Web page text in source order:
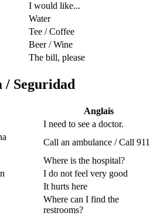
I would like...
Water
Tee / Coffee
Beer / Wine
The bill, please
/ Seguridad
Anglais
I need to see a doctor.
Call an ambulance / Call 911
Where is the hospital?
I do not feel very good
It hurts here
Where can I find the
restrooms?